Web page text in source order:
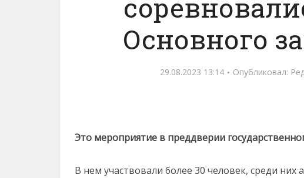
Основного
29.08.2023 13:14 Опубликовал:
Это мероприятие в преддверии
В нем участвовали более 30 человек, среди